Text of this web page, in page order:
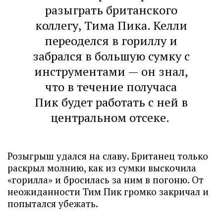
разыграть британского
коллегу, Тима Пика. Келли
переоделся в гориллу и
забрался в большую сумку с
инструментами — он знал,
что в течение получаса
Пик будет работать с ней в
центральном отсеке.
Розыгрыш удался на славу. Британец только
раскрыл молнию, как из сумки выскочила
«горилла» и бросилась за ним в погоню. От
неожиданности Тим Пик громко закричал и
попытался убежать.